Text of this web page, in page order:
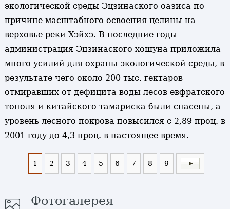
экологической среды Эцзинаского оазиса по
причине масштабного освоения целины на
верховье реки Хэйхэ. В последние годы
администрация Эцзинаского хошуна приложила
много усилий для охраны экологической среды, в
результате чего около 200 тыс. гектаров
отмиравших от дефицита воды лесов евфратского
тополя и китайского тамариска были спасены, а
уровень лесного покрова повысился с 2,89 проц. в
2001 году до 4,3 проц. в настоящее время.
1 2 3 4 5 6 7 8 9
Фотогалерея